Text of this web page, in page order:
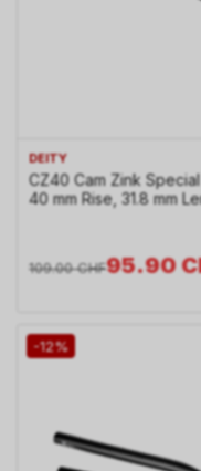
DEITY
CZ40 Cam Zink
40 mm Rise, 31.8 mm
95.90
109.00 CHF
-12%